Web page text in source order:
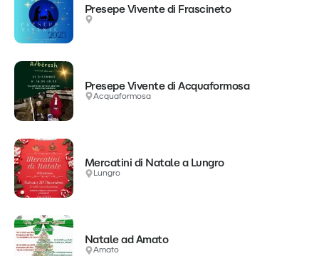
Presepe Vivente di Frascineto
Presepe Vivente di Acquaformosa
Acquaformosa
Mercatini di Natale a Lungro
Lungro
Natale ad Amato
Amato